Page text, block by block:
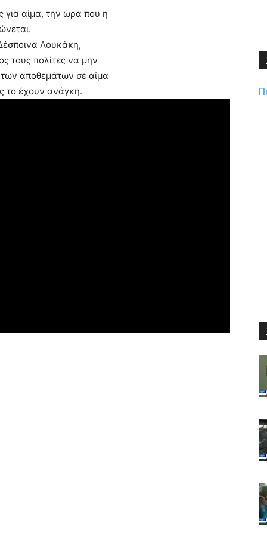
για αίμα, την ώρα που η
Λουκάκη,
τους πολίτες να μην
αποθεμάτων σε αίμα
το έχουν ανάγκη.